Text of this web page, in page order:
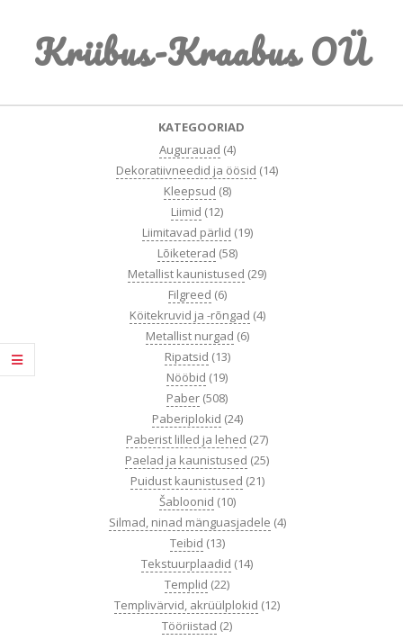
contentKriibus-Kraabus OÜ
KATEGOORIAD
Augurauad (4)
Dekoratiivneedid ja öösid (14)
Kleepsud (8)
Liimid (12)
Liimitavad pärlid (19)
Lõiketerad (58)
Metallist kaunistused (29)
Filgreed (6)
Köitekruvid ja -rõngad (4)
Metallist nurgad (6)
Ripatsid (13)
Nööbid (19)
Paber (508)
Paberiplokid (24)
Paberist lilled ja lehed (27)
Paelad ja kaunistused (25)
Puidust kaunistused (21)
Šabloonid (10)
Silmad, ninad mänguasjadele (4)
Teibid (13)
Tekstuurplaadid (14)
Templid (22)
Templivärvid, akrüülplokid (12)
Tööriistad (2)